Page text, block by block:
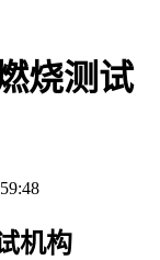
烧测试
机构